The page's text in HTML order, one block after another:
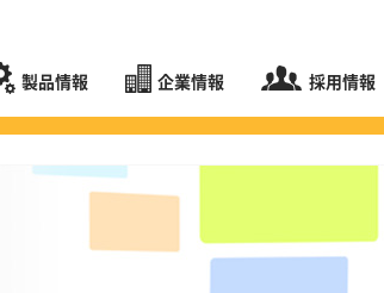
製品情報 企業情報 採用情報